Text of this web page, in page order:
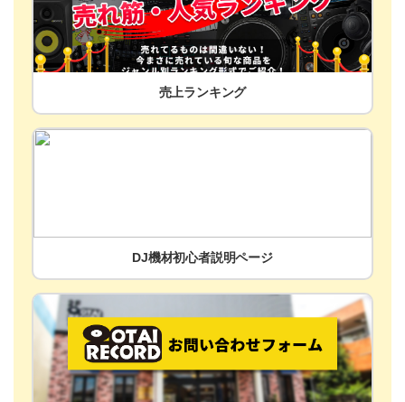
売上ランキング
DJ機材初心者説明ページ